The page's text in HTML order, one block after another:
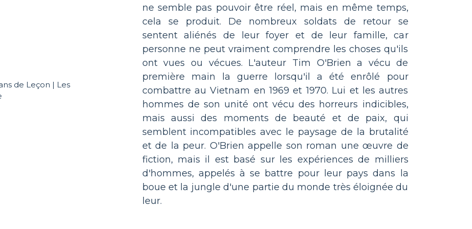
ne semble pas pouvoir être réel, mais en même temps,
cela se produit. De nombreux soldats de retour se
sentent aliénés de leur foyer et de leur famille, car
personne ne peut vraiment comprendre les choses qu'ils
ont vues ou vécues. L'auteur Tim O'Brien a vécu de
première main la guerre lorsqu'il a été enrôlé pour
combattre au Vietnam en 1969 et 1970. Lui et les autres
hommes de son unité ont vécu des horreurs indicibles,
mais aussi des moments de beauté et de paix, qui
semblent incompatibles avec le paysage de la brutalité
et de la peur. O'Brien appelle son roman une œuvre de
fiction, mais il est basé sur les expériences de milliers
d'hommes, appelés à se battre pour leur pays dans la
boue et la jungle d'une partie du monde très éloignée du
leur.